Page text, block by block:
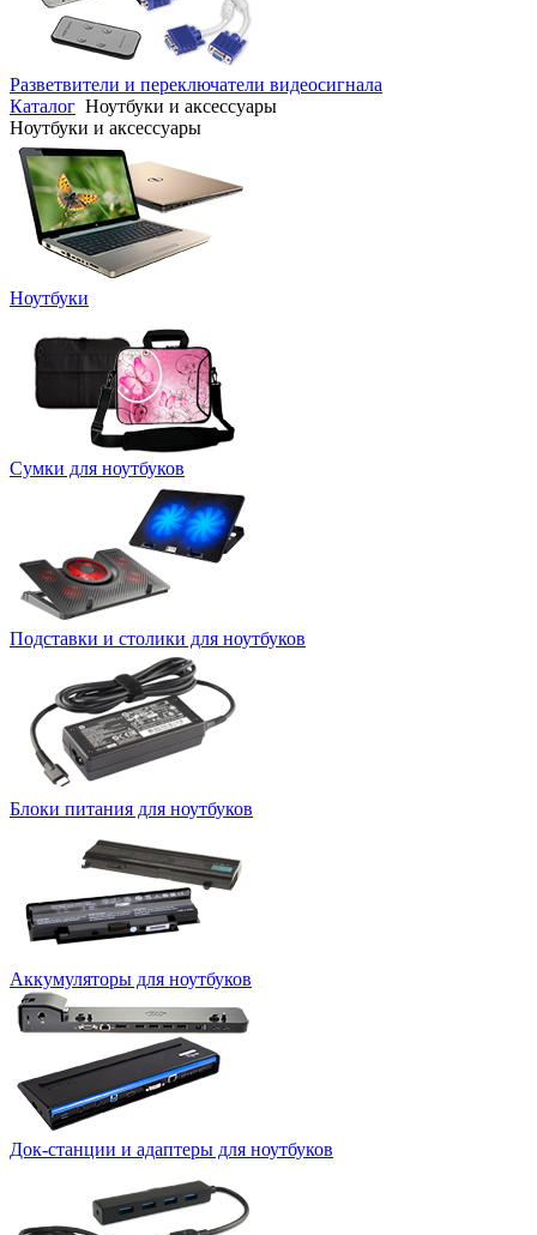
Разветвители и переключатели видеосигнала
Каталог Ноутбуки и аксессуары
Ноутбуки и аксессуары
Ноутбуки
Сумки для ноутбуков
Подставки и столики для ноутбуков
Блоки питания для ноутбуков
Аккумуляторы для ноутбуков
Док-станции и адаптеры для ноутбуков